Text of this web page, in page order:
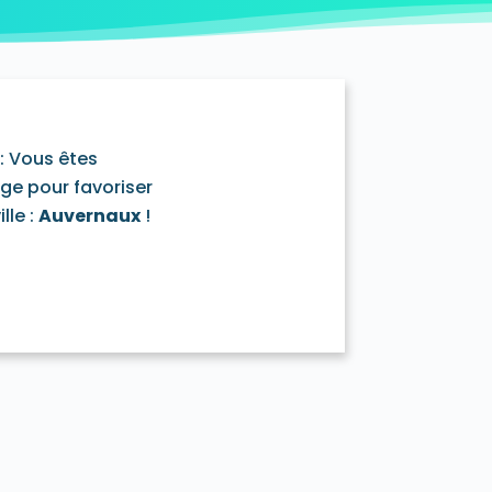
91080
91690
91410
La Forêt-Sainte-Croix 91150
91830
Le Plessis-Pâté 91220
91630
Leuville-sur-Orge 91310
Saint-Benoist 91410
: Vous êtes
pour favoriser
:Auvernaux !